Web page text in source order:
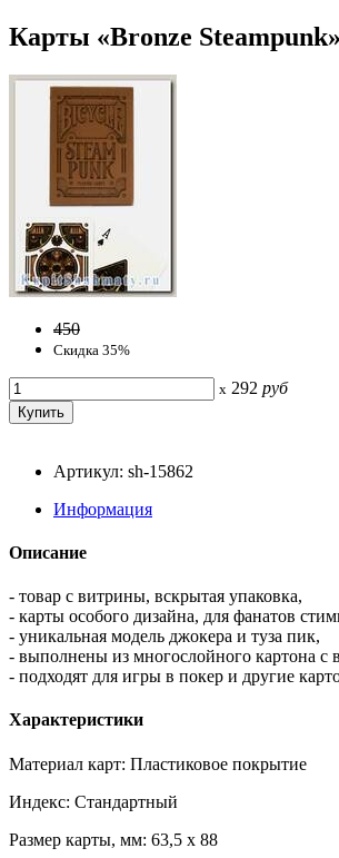
Карты «Bronze
450
Скидка 35%
x 292 руб
Артикул: sh-15862
Информация
Описание
- товар с витрины, вскрытая упаковка,
- карты особого дизайна, для фанатов
- уникальная модель джокера и туза пик,
- выполнены из многослойного картона
- подходят для игры в покер и другие
Характеристики
Материал карт: Пластиковое покрытие
Индекс: Стандартный
Размер карты, мм: 63,5 x 88